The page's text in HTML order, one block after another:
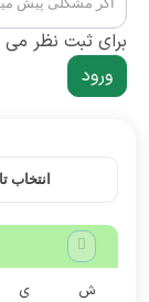
برای ثبت نظر
ورود
انتخاب
ش ی